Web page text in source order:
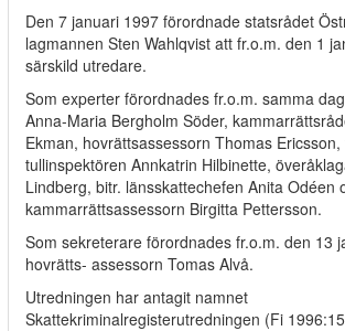
Den 7 januari 1997 förordnade statsrådet
lagmannen Sten Wahlqvist att fr.o.m. den 1
särskild utredare.
Som experter förordnades fr.o.m. samma
Anna-Maria Bergholm Söder,
Ekman, hovrättsassessorn Thomas
tullinspektören Annkatrin Hilbinette,
Lindberg, bitr. länsskattechefen Anita Odéen
kammarrättsassessorn Birgitta Pettersson.
Som sekreterare förordnades fr.o.m. den 13
hovrätts- assessorn Tomas Alvå.
Utredningen har antagit namnet
Skattekriminalregisterutredningen (Fi